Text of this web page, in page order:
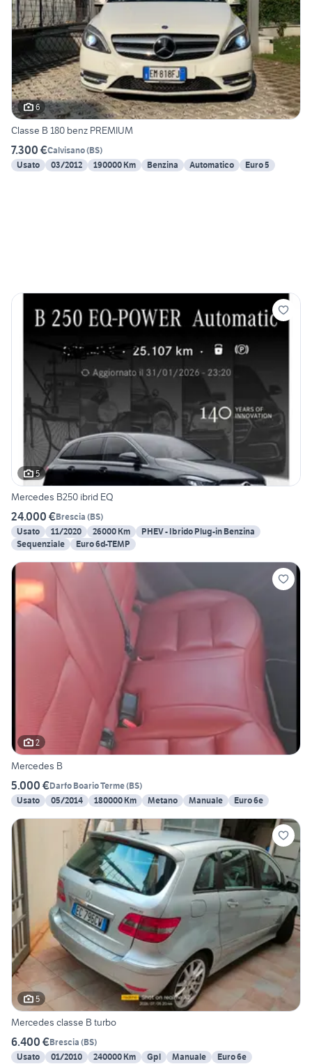
6
Classe B 180 benz PREMIUM
7.300 €Calvisano(BS)
Usato
03/2012 190000 Km Benzina Automatico Euro 5
5
Mercedes B250 ibrid EQ
24.000 €Brescia (BS)
Usato
11/2020 26000 Km
PHEV - Ibrido Plug-in Benzina
Sequenziale
Euro 6d-TEMP
2
Mercedes B
5.000 €Darfo Boario Terme(BS)
Usato
05/2014 180000 Km Metano Manuale Euro 6e
5
Mercedes classe B turbo
6.400 €Brescia (BS)
Usato
01/2010 240000 Km Gpl Manuale Euro 6e